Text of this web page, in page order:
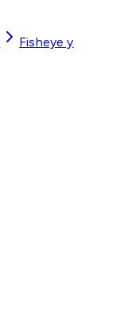
Fisheye y